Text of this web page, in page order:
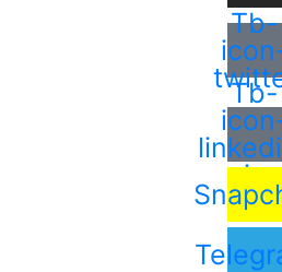
Tb-
Tb-
in